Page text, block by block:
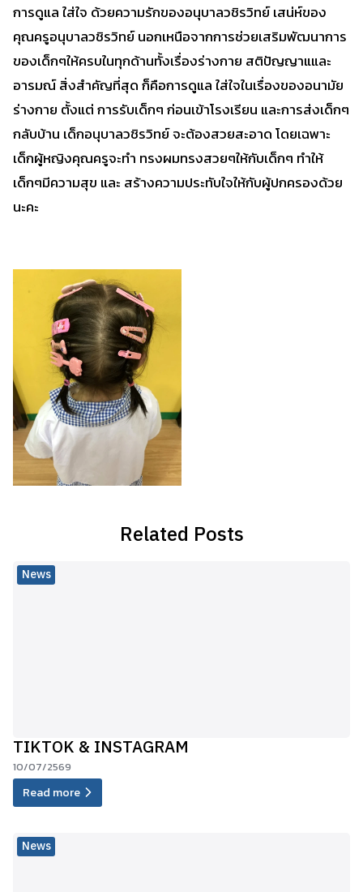
การดูแล ใส่ใจ ด้วยความรักของอนุบาลวชิรวิทย์ เสน่ห์ของ
คุณครูอนุบาลวชิรวิทย์ นอกเหนือจากการช่วยเสริมพัฒนาการ
ของเด็กๆให้ครบในทุกด้านทั้งเรื่องร่างกาย สติปัญญาแและ
อารมณ์ สิ่งสำคัญที่สุด ก็คือการดูแล ใส่ใจในเรื่องของอนามัย
ร่างกาย ตั้งแต่ การรับเด็กๆ ก่อนเข้าโรงเรียน และการส่งเด็กๆ
กลับบ้าน เด็กอนุบาลวชิรวิทย์ จะต้องสวยสะอาด โดยเฉพาะ
เด็กผู้หญิงคุณครูจะทำ ทรงผมทรงสวยๆให้กับเด็กๆ ทำให้
เด็กๆมีความสุข และ สร้างความประทับใจให้กับผู้ปกครองด้วย
นะคะ
Related Posts
News
TIKTOK & INSTAGRAM
10/07/2569
Read more
News